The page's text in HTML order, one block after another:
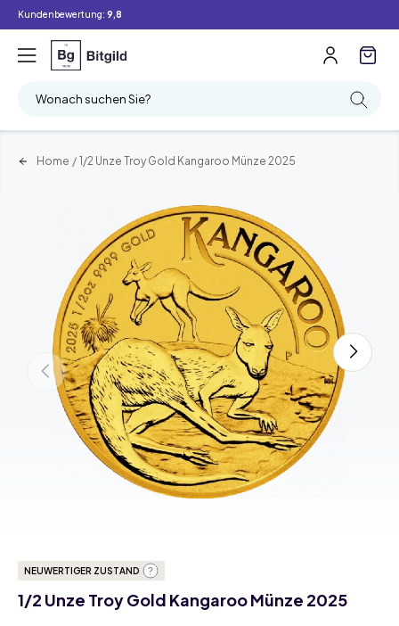
Kundenbewertung: 9,8
Wonach suchen Sie?
Home / 1/2 Unze Troy Gold Kangaroo Münze 2025
NEUWERTIGER ZUSTAND
1/2 Unze Troy Gold Kangaroo Münze 2025